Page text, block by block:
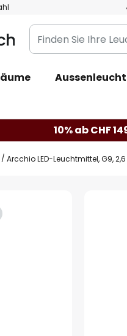
Finden
Sie
Leuchte...
10% ab CHF
Arcchio LED-Leuchtmittel, G9, 2,6